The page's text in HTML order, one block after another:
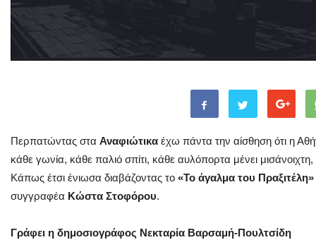
Περπατώντας στα Αναφιώτικα έχω πάντα την αίσθηση ότι η
κάθε γωνία, κάθε παλιό σπίτι, κάθε αυλόπορτα μένει
Κάπως έτσι ένιωσα διαβάζοντας το «Το άγαλμα του Πραξιτέλη»
συγγραφέα Κώστα Στοφόρου.
Γράφει η δημοσιογράφος Νεκταρία Βαρσαμή-Πουλτσίδη